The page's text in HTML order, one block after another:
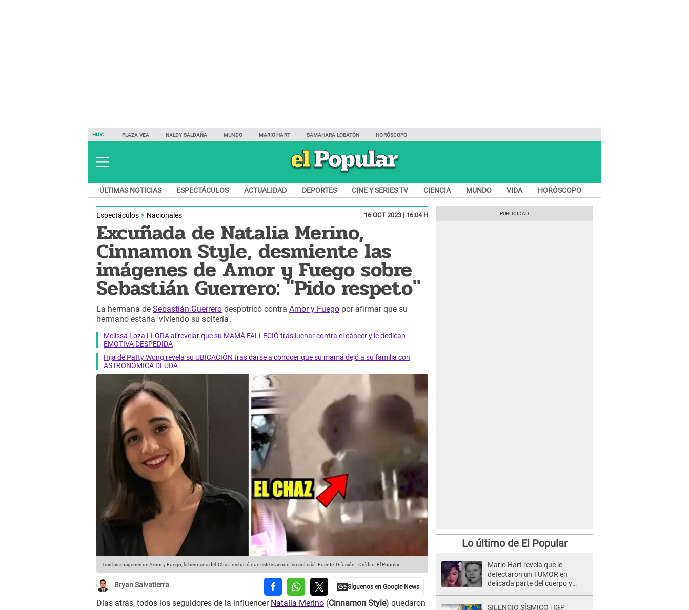
HOY: PLAZA VEA NALDY SALDAÑA MUNDO MARIO HART SAMAHARA LOBATÓN HORÓSCOPO
ÚLTIMAS NOTICIAS ESPECTÁCULOS ACTUALIDAD DEPORTES CINE Y SERIES TV CIENCIA MUNDO VIDA HORÓSCOPO
Espectáculos Nacionales 16 OCT 2023 | 16:04 H
Excuñada de Natalia Merino,
Cinnamon Style, desmiente las
imágenes de Amor y Fuego sobre
Sebastián Guerrero: "Pido respeto"
La hermana de Sebastián Guerrero despotricó contra Amor y Fuego por afirmar que su
hermano estaría 'viviendo su soltería'.
Melissa Loza LLORA al revelar que su MAMÁ FALLECIÓ tras luchar contra el cáncer y le dedican
EMOTIVA DESPEDIDA
Hija de Patty Wong revela su UBICACIÓN tras darse a conocer que su mamá dejó a su familia con
ASTRONÓMICA DEUDA
Tras las imágenes de Amor y Fuego, la hermana del 'Chaz' rechazó que esté viviendo 'su soltería'. Fuente: Difusión -Crédito: El Popular
Bryan Salvatierra
Días atrás, todos los seguidores de la influencer Natalia Merino (Cinnamon Style) quedaron
Lo último de El Popular
Mario Hart revela que le
detectaron un TUMOR en
delicada parte del cuerpo y
muy fuertes..."
SILENCIO SÍSMICO | IGP